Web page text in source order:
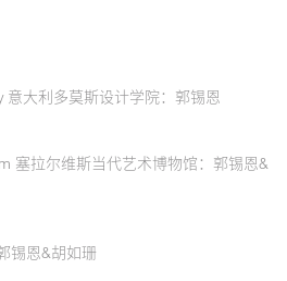
意大利多莫斯设计学院：郭锡恩
塞拉尔维斯当代艺术博物馆：郭锡恩&
锡恩&胡如珊